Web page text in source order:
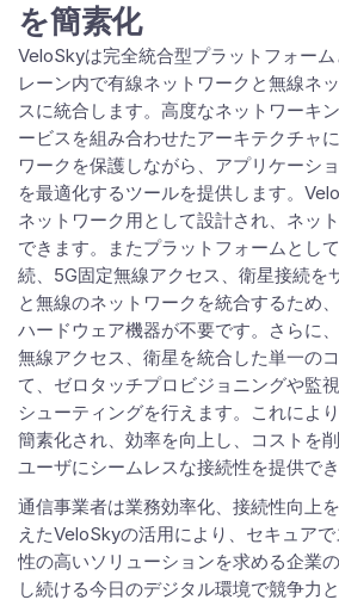
を簡素化
VeloSkyは完全統合型プラットフォー
レーン内で有線ネットワークと無線ネ
スに統合します。高度なネットワーキ
ービスを組み合わせたアーキテクチャ
ワークを保護しながら、アプリケーシ
を最適化するツールを提供します。
ネットワーク用として設計され、ネッ
できます。またプラットフォームとし
続、5G固定無線アクセス、衛星接続を
と無線のネットワークを統合するため
ハードウェア機器が不要です。さらに
無線アクセス、衛星を統合した単一の
て、ゼロタッチプロビジョニングや監
シューティングを行えます。これによ
簡素化され、効率を向上し、コストを
ユーザにシームレスな接続性を提供でき
通信事業者は業務効率化、接続性向上
えたVeloSkyの活用により、セキュア
性の高いソリューションを求める企業
し続ける今日のデジタル環境で競争力